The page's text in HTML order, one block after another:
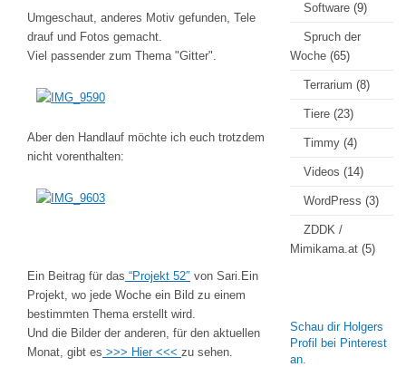
Umgeschaut, anderes Motiv gefunden, Tele
drauf und Fotos gemacht.
Viel passender zum Thema "Gitter".
Aber den Handlauf möchte ich euch trotzdem
nicht vorenthalten:
Ein Beitrag für das “Projekt 52″ von Sari.Ein
Projekt, wo jede Woche ein Bild zu einem
bestimmten Thema erstellt wird.
Und die Bilder der anderen, für den aktuellen
Monat, gibt es >>> Hier <<< zu sehen.
Software (9)
Spruch der
Woche (65)
Terrarium (8)
Tiere (23)
Timmy (4)
Videos (14)
WordPress (3)
ZDDK /
Mimikama.at (5)
Schau dir Holgers
Profil bei Pinterest
an.